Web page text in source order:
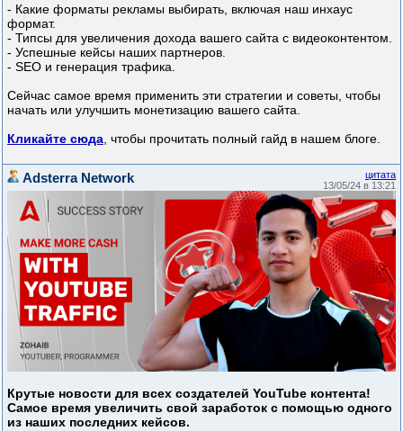
- Какие форматы рекламы выбирать, включая наш инхаус
формат.
- Типсы для увеличения дохода вашего сайта с видеоконтентом.
- Успешные кейсы наших партнеров.
- SEO и генерация трафика.
Сейчас самое время применить эти стратегии и советы, чтобы
начать или улучшить монетизацию вашего сайта.
Кликайте сюда , чтобы прочитать полный гайд в нашем блоге.
цитата
13/05/24 в 13:21
Adsterra Network
Крутые новости для всех создателей YouTube контента!
Самое время увеличить свой заработок с помощью одного
из наших последних кейсов.